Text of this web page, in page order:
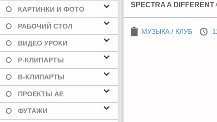
КАРТИНКИ И ФОТО
РАБОЧИЙ СТОЛ
ВИДЕО УРОКИ
Р-КЛИПАРТЫ
В-КЛИПАРТЫ
ПРОЕКТЫ AE
ФУТАЖИ
SPECTRA A
МУЗЫКА / КЛУБ